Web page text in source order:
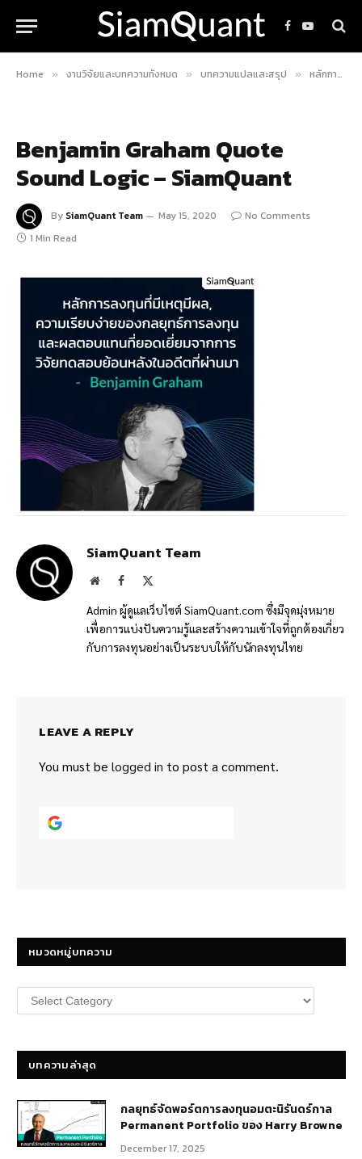
Facebook
YouTube
Home » งานวิจัยและบทความทั้งหมด » บทความแปลและสรุป » หลักการลงทุน “อย่างเป็นระบบ” ของ Benjamin Graham
Benjamin Graham Quote
Sound Logic – SiamQuant
By SiamQuant Team May 15, 2020
No Comments
1 Min Read
SiamQuant Team
WebsiteFacebook
Admin ผู้ดูแลเว็บไซต์ SiamQuant.com ซึ่งมีจุดมุ่งหมาย
เพื่อการแบ่งปันความรู้และสร้างความเข้าใจที่ถูกต้องเกี่ยว
กับการลงทุนอย่างเป็นระบบให้กับนักลงทุนไทย
LEAVE A REPLY
You must be logged in to post a comment.
หมวดหมู่บทความ
หมวด
หมู่
บทความล่าสุด
กลยุทธ์​จัดพอร์ตการลงทุนอมตะนิรันดร์กาล
Permanent Portfolio ของ Harry Browne
December 17, 2025